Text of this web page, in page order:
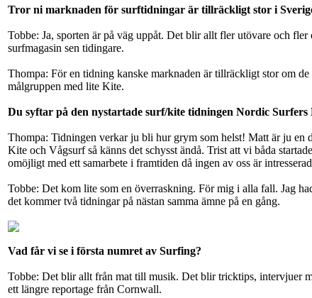
Tror ni marknaden för surftidningar är tillräckligt stor i
Tobbe: Ja, sporten är på väg uppåt. Det blir allt fler utövare och
surfmagasin sen tidingare.
Thompa: För en tidning kanske marknaden är tillräckligt stor om
målgruppen med lite Kite.
Du syftar på den nystartade surf/kite tidningen Nordic
Thompa: Tidningen verkar ju bli hur grym som helst! Matt är ju en
Kite och Vågsurf så känns det schysst ändå. Trist att vi båda
omöjligt med ett samarbete i framtiden då ingen av oss är
Tobbe: Det kom lite som en överraskning. För mig i alla fall. Jag
det kommer två tidningar på nästan samma ämne på en gång.
Vad får vi se i första numret av Surfing?
Tobbe: Det blir allt från mat till musik. Det blir tricktips, intervjuer
ett längre reportage från Cornwall.